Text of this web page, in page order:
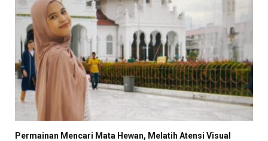
Permainan Mencari Mata Hewan, Melatih Atensi Visual